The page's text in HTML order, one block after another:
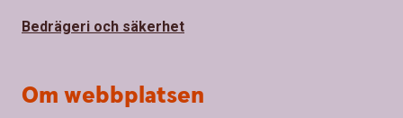
Bedrägeri och säkerhet
Om webbplatsen